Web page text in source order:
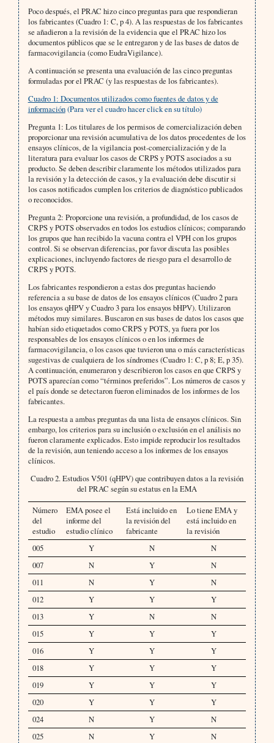
Poco después, el PRAC hizo cinco preguntas para que respondieran
los fabricantes (Cuadro 1: C, p 4). A las respuestas de los fabricantes
se añadieron a la revisión de la evidencia que el PRAC hizo los
documentos públicos que se le entregaron y de las bases de datos de
farmacovigilancia (como EudraVigilance).
A continuación se presenta una evaluación de las cinco preguntas
formuladas por el PRAC (y las respuestas de los fabricantes).
Cuadro 1: Documentos utilizados como fuentes de datos y de
información(Para ver el cuadro hacer click en su título)
Pregunta 1: Los titulares de los permisos de comercialización deben
proporcionar una revisión acumulativa de los datos procedentes de los
ensayos clínicos, de la vigilancia post-comercialización y de la
literatura para evaluar los casos de CRPS y POTS asociados a su
producto. Se deben describir claramente los métodos utilizados para
la revisión y la detección de casos, y la evaluación debe discutir si
los casos notificados cumplen los criterios de diagnóstico publicados
o reconocidos.
Pregunta 2: Proporcione una revisión, a profundidad, de los casos de
CRPS y POTS observados en todos los estudios clínicos; comparando
los grupos que han recibido la vacuna contra el VPH con los grupos
control. Si se observan diferencias, por favor discuta las posibles
explicaciones, incluyendo factores de riesgo para el desarrollo de
CRPS y POTS.
Los fabricantes respondieron a estas dos preguntas haciendo
referencia a su base de datos de los ensayos clínicos (Cuadro 2 para
los ensayos qHPV y Cuadro 3 para los ensayos bHPV). Utilizaron
métodos muy similares. Buscaron en sus bases de datos los casos que
habían sido etiquetados como CRPS y POTS, ya fuera por los
responsables de los ensayos clínicos o en los informes de
farmacovigilancia, o los casos que tuvieron una o más características
sugestivas de cualquiera de los síndromes (Cuadro 1: C, p 8; E, p 35).
A continuación, enumeraron y describieron los casos en que CRPS y
POTS aparecían como “términos preferidos”. Los números de casos y
el país donde se detectaron fueron eliminados de los informes de los
fabricantes.
La respuesta a ambas preguntas da una lista de ensayos clínicos. Sin
embargo, los criterios para su inclusión o exclusión en el análisis no
fueron claramente explicados. Esto impide reproducir los resultados
de la revisión, aun teniendo acceso a los informes de los ensayos
clínicos.
Cuadro 2. Estudios V501 (qHPV) que contribuyen datos a la revisión
del PRAC según su estatus en la EMA
Número
del
estudio
EMA posee el
informe del
estudio clínico
Está incluido en
la revisión del
fabricante
Lo tiene EMA y
está incluido en
la revisión
005
Y N
N
007
N Y
N
011
N Y
N
012
Y Y
Y
013
Y N
N
015
Y Y
Y
016
Y Y
Y
018
Y Y
Y
019
Y Y
Y
020
Y Y
Y
024
N Y
N
025
N Y
N